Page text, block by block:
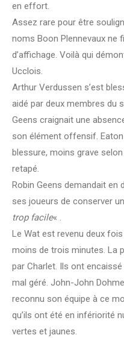
en effort.
Assez rare pour être
noms Boon Plennevaux ne
d’affichage. Voilà qui
Ucclois.
Arthur Verdussen s’est
aidé par deux membres du
Geens craignait une
son élément offensif.
blessure, moins grave
retapé.
Robin Geens demandait
ses joueurs de conserver
trop facile« .
Le Wat est revenu deux
moins de trois minutes. La
par Charlet. Ils ont
mal géré. John-John
reconnu son équipe à ce
qu’ils ont été en infériorité
vertes et jaunes.